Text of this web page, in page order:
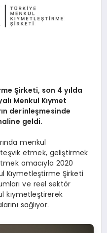
Şirketi, son 4 yılda
Menkul Kıymet
derinleşmesinde
geldi.
menkul
etmek, geliştirmek
amacıyla 2020
Kıymetleştirme Şirketi
ve reel sektör
kıymetleştirerek
sağlıyor.